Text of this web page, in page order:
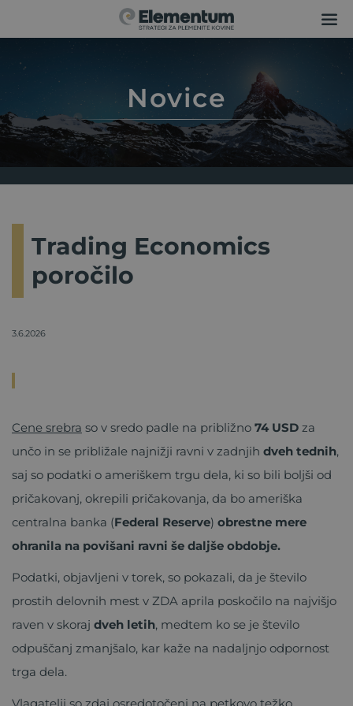
Novice
Trading Economics
poročilo
3.6.2026
Cene srebra so v sredo padle na približno 74 USD za
unčo in se približale najnižji ravni v zadnjih dveh tednih,
saj so podatki o ameriškem trgu dela, ki so bili boljši od
pričakovanj, okrepili pričakovanja, da bo ameriška
centralna banka (Federal Reserve) obrestne mere
ohranila na povišani ravni še daljše obdobje.
Podatki, objavljeni v torek, so pokazali, da je število
prostih delovnih mest v ZDA aprila poskočilo na najvišjo
raven v skoraj dveh letih, medtem ko se je število
odpuščanj zmanjšalo, kar kaže na nadaljnjo odpornost
trga dela.